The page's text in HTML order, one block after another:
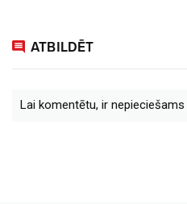
ATBILDĒT
Lai komentētu, ir nepieciešams